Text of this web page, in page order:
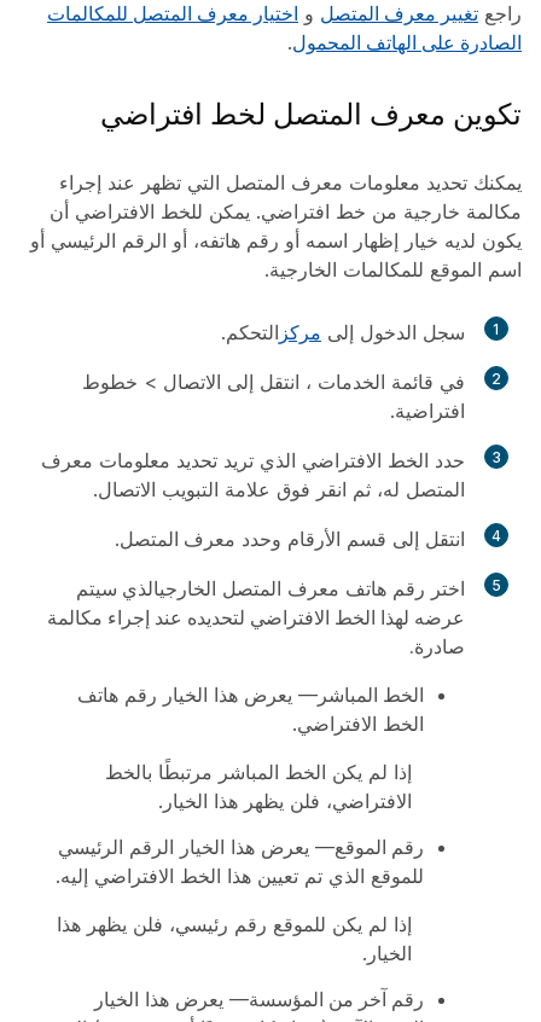
راجع تغيير معرف المتصل و اختيار معرف المتصل للمكالمات
الصادرة على الهاتف المحمول.
تكوين معرف المتصل لخط افتراضي
يمكنك تحديد معلومات معرف المتصل التي تظهر عند إجراء
مكالمة خارجية من خط افتراضي. يمكن للخط الافتراضي أن
يكون لديه خيار إظهار اسمه أو رقم هاتفه، أو الرقم الرئيسي أو
اسم الموقع للمكالمات الخارجية.
1 سجل الدخول إلى مركز التحكم.
2 في قائمة الخدمات ، انتقل إلى الاتصال > خطوط
افتراضية.
3
حدد الخط الافتراضي الذي تريد تحديد معلومات معرف
المتصل له، ثم انقر فوق علامة التبويب الاتصال.
4 انتقل إلى قسم الأرقام وحدد معرف المتصل.
5 اختر رقم هاتف معرف المتصل الخارجيالذي سيتم
عرضه لهذا الخط الافتراضي لتحديده عند إجراء مكالمة
صادرة.
الخط المباشر — يعرض هذا الخيار رقم هاتف
الخط الافتراضي.
إذا لم يكن الخط المباشر مرتبطًا بالخط
الافتراضي، فلن يظهر هذا الخيار.
رقم الموقع— يعرض هذا الخيار الرقم الرئيسي
للموقع الذي تم تعيين هذا الخط الافتراضي إليه.
إذا لم يكن للموقع رقم رئيسي، فلن يظهر هذا
الخيار.
رقم آخر من المؤسسة— يعرض هذا الخيار